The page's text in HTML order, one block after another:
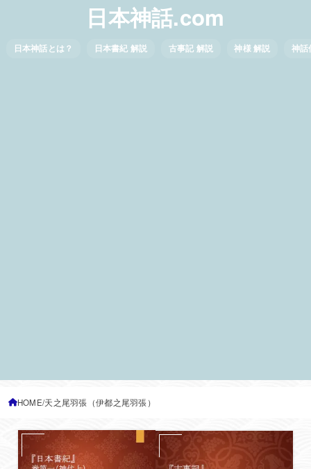
日本神話.com
日本神話とは？ 日本書紀 解説 古事記 解説 神様 解説 神話
HOME 天之尾羽張（伊都之尾羽張）